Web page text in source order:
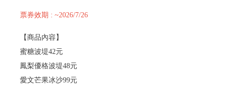
票券效期 : ~2026/7/26
【商品內容】
蜜糖波堤42元
鳳梨優格波堤48元
愛文芒果冰沙99元